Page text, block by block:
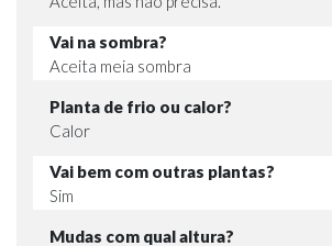
Vai na sombra?
Aceita meia sombra
Planta de frio ou calor?
Calor
Vai bem com outras plantas?
Sim
Mudas com qual altura?